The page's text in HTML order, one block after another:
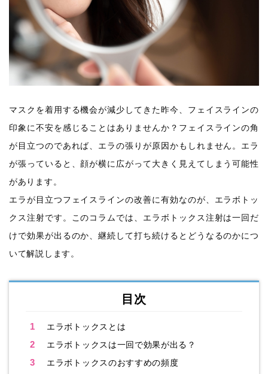
マスクを着用する機会が減少してきた昨今、フェイスラインの
印象に不安を感じることはありませんか？フェイスラインの角
が目立つのであれば、エラの張りが原因かもしれません。エラ
が張っていると、顔が横に広がって大きく見えてしまう可能性
があります。
エラが目立つフェイスラインの改善に有効なのが、エラボトッ
クス注射です。このコラムでは、エラボトックス注射は一回だ
けで効果が出るのか、継続して打ち続けるとどうなるのかにつ
いて解説します。
目次
1 エラボトックスとは
2 エラボトックスは一回で効果が出る？
3 エラボトックスのおすすめの頻度